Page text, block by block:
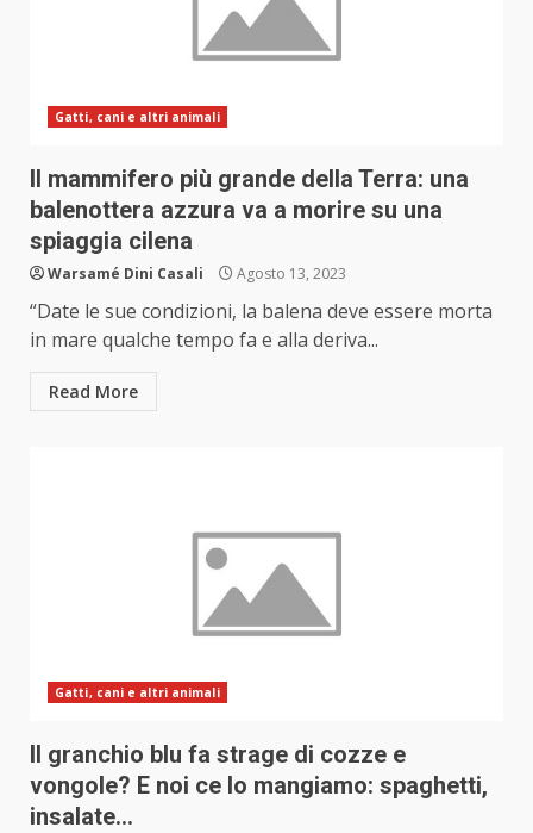
Gatti, cani e altri animali
Il mammifero più grande della Terra: una
balenottera azzura va a morire su una
spiaggia cilena
Warsamé Dini Casali Agosto 13, 2023
“Date le sue condizioni, la balena deve essere morta
in mare qualche tempo fa e alla deriva...
Read More
Gatti, cani e altri animali
Il granchio blu fa strage di cozze e
vongole? E noi ce lo mangiamo: spaghetti,
insalate…